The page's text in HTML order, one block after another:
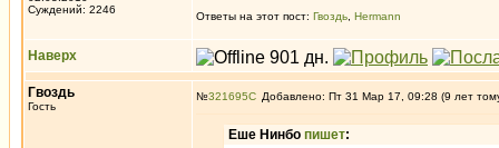
Суждений: 2246
Ответы на этот пост: Гвоздь Hermann
Наверх
Гвоздь
Гость
№321695 Добавлено: Пт 31 Мар 17, 09:28 (9 лет
Еше Нинбо пишет: